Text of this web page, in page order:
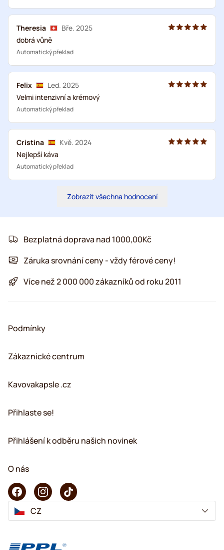
Theresia
Bře. 2025
dobrá vůně
Automatický překlad
Felix
Led. 2025
Velmi intenzivní a krémový
Automatický překlad
Cristina
Kvě. 2024
Nejlepší káva
Automatický překlad
Zobrazit všechna hodnocení
Bezplatná doprava nad 1000,00Kč
Záruka srovnání ceny - vždy férové ceny!
Více než 2 000 000 zákazníků od roku 2011
Podmínky
Zákaznické centrum
Kavovakapsle .cz
Přihlaste se!
Přihlášení k odběru našich novinek
O nás
CZ